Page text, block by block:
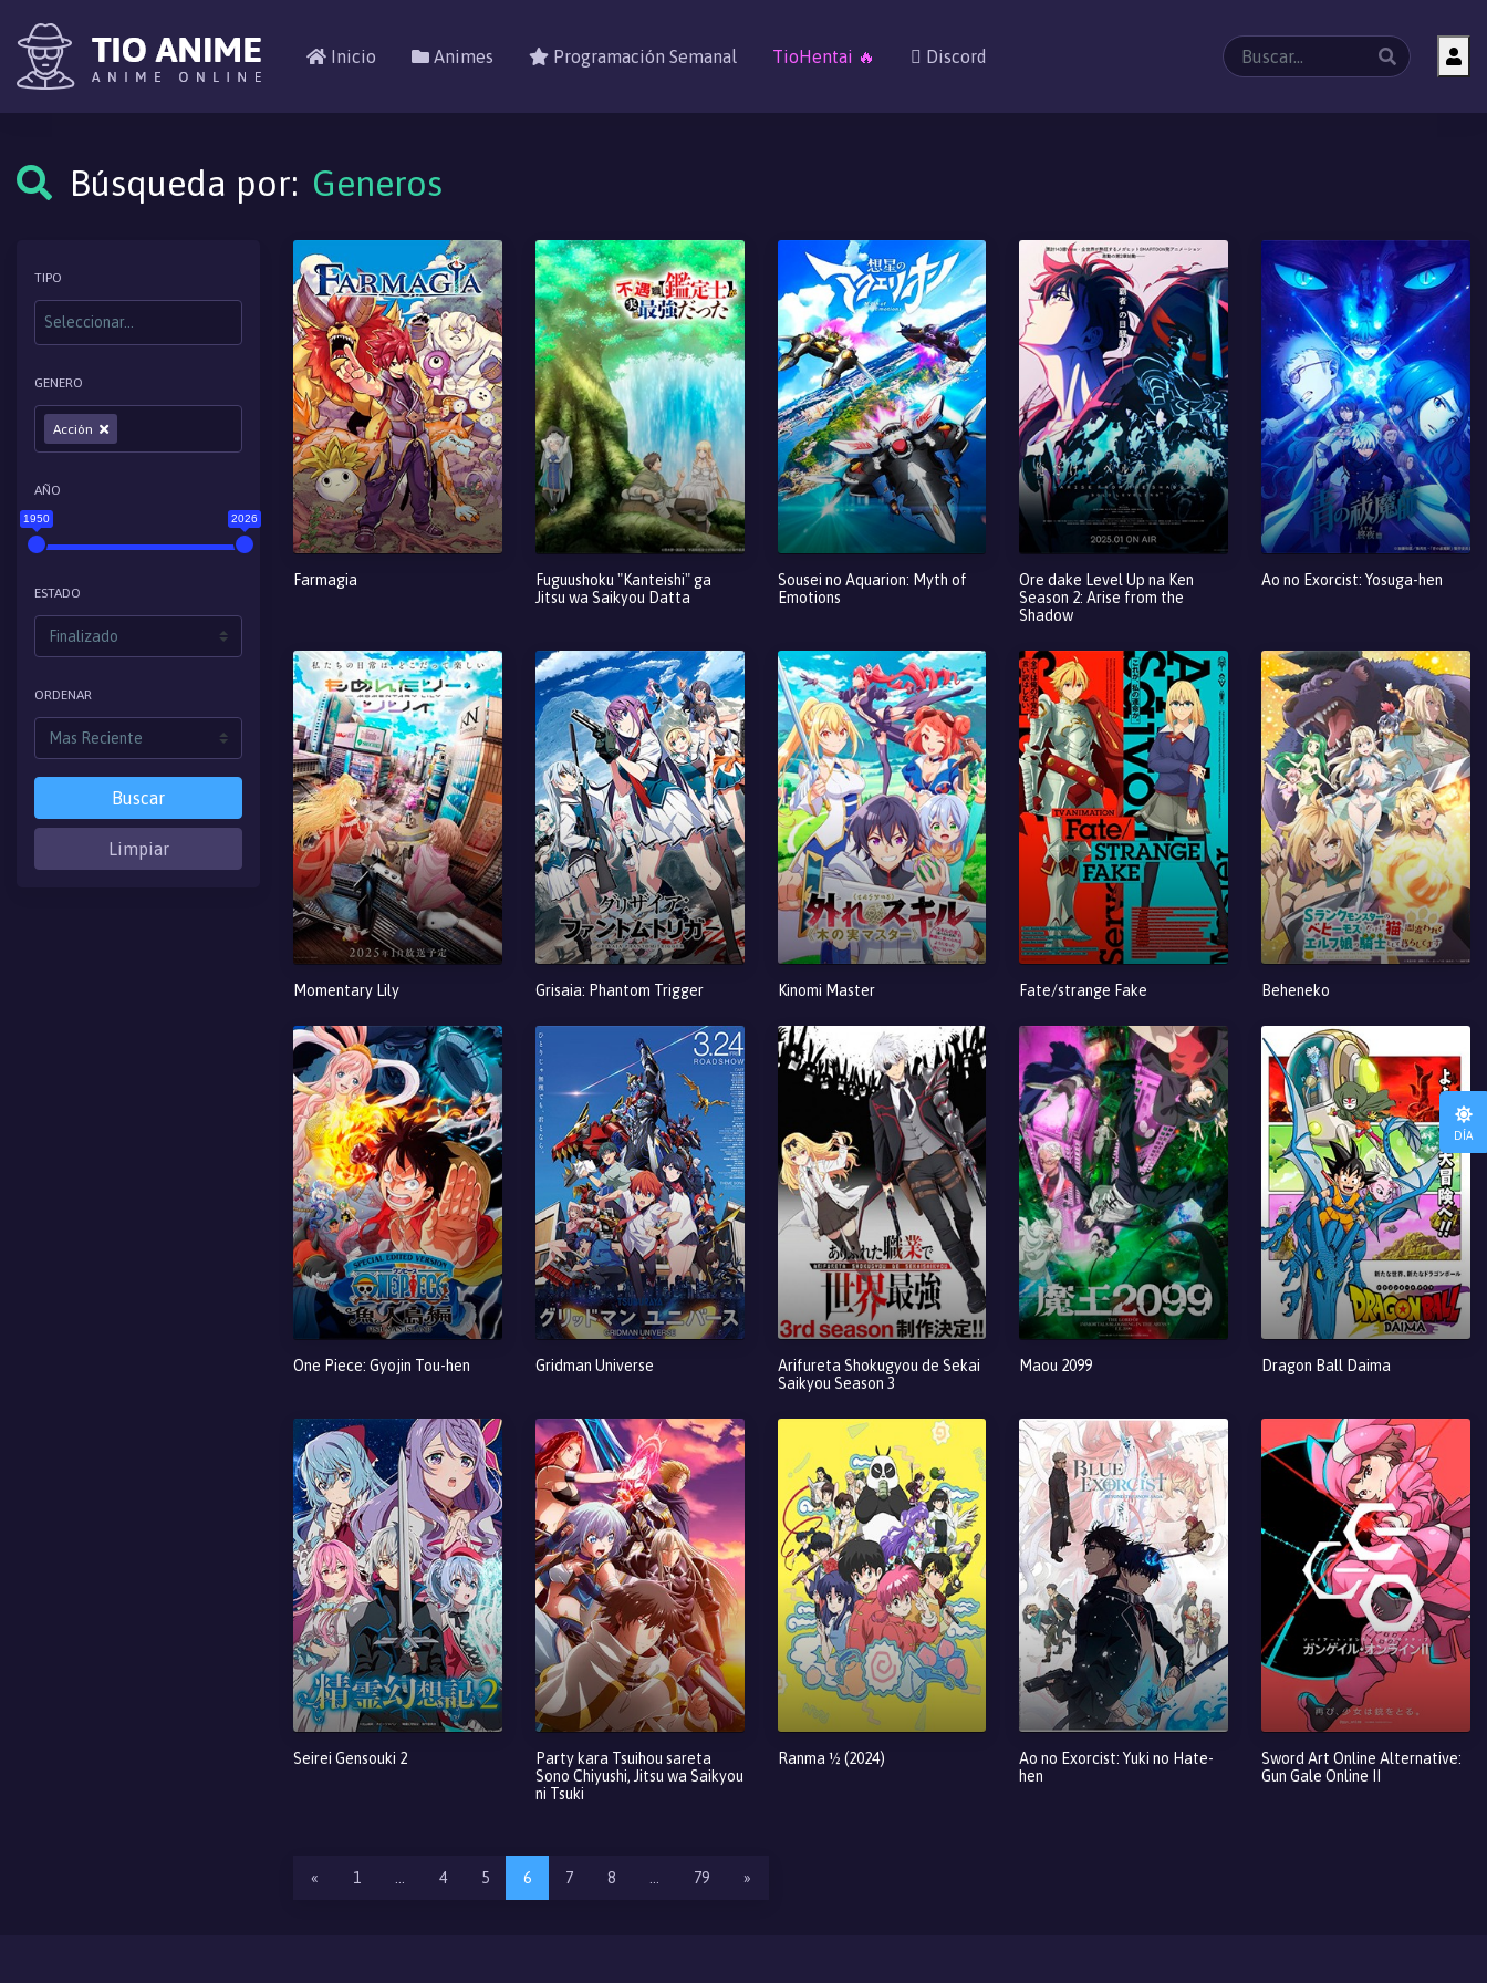
Inicio Animes Programación Semanal TioHentai 🔥 Discord
Búsqueda por: Generos
TIPO
GENERO
Acción
AÑO
1950 2026
ESTADO
ORDENAR
Buscar
Limpiar
Farmagia
Fuguushoku "Kanteishi" ga
Jitsu wa Saikyou Datta
Sousei no Aquarion: Myth of
Emotions
Ore dake Level Up na Ken
Season 2: Arise from the
Shadow
Ao no Exorcist: Yosuga-hen
Momentary Lily Grisaia: Phantom Trigger Kinomi Master Fate/strange Fake Beheneko
One Piece: Gyojin Tou-hen Gridman Universe
Arifureta Shokugyou de Sekai
Saikyou Season 3
Maou 2099 Dragon Ball Daima
Seirei Gensouki 2
Party kara Tsuihou sareta
Sono Chiyushi, Jitsu wa Saikyou
ni Tsuki
Ranma ½ (2024)
Ao no Exorcist: Yuki no Hate-
hen
Sword Art Online Alternative:
Gun Gale Online II
« 1 4 5 6 7 8 79 »
DÍA